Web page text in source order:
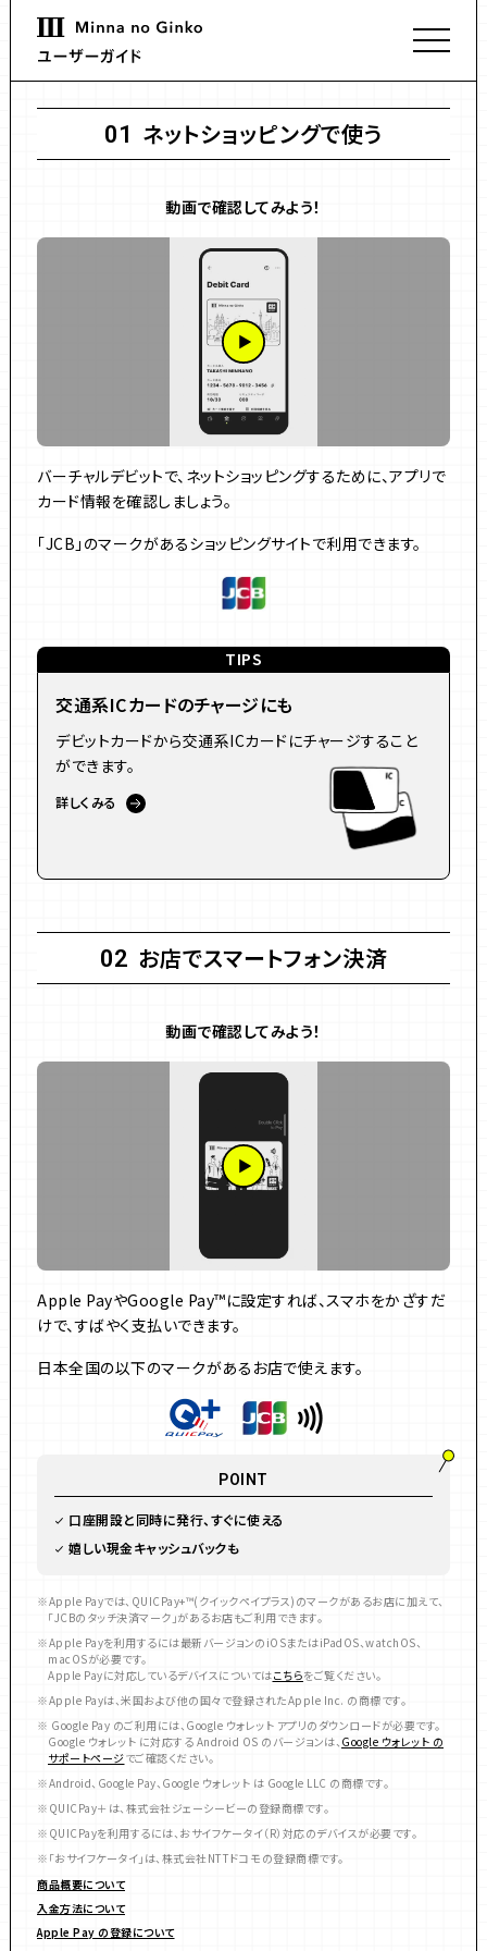
01 ネットショッピングで使う
動画で確認してみよう！
バーチャルデビットで、ネットショッピングするために、アプリで
カード情報を確認しましょう。
「JCB」のマークがあるショッピングサイトで利用できます。
TIPS
交通系ICカードのチャージにも
デビットカードから交通系ICカードにチャージすること
ができます。
詳しくみる
02 お店でスマートフォン決済
動画で確認してみよう！
Apple PayやGoogle Pay™に設定すれば、スマホをかざすだ
けで、すばやく支払いできます。
日本全国の以下のマークがあるお店で使えます。
POINT
口座開設と同時に発行、すぐに使える
嬉しい現金キャッシュバックも
Apple Payでは、QUICPay+™(クイックペイプラス)のマークがあるお店に加えて、
「JCBのタッチ決済マーク」があるお店もご利用できます。
Apple Payを利用するには最新バージョンのiOSまたはiPadOS、watchOS、
macOSが必要です。
Apple Payに対応しているデバイスについてはこちらをご覧ください。
Apple Payは、米国および他の国々で登録されたApple Inc. の商標です。
Google Pay のご利用には、Google ウォレット アプリのダウンロードが必要です。
Google ウォレット に対応する Android OS のバージョンは、 Google ウォレット の
サポートページでご確認ください。
Android、Google Pay、Google ウォレット は Google LLC の商標です。
QUICPay＋は、株式会社ジェーシービーの登録商標です。
QUICPayを利用するには、おサイフケータイ（R）対応のデバイスが必要です。
「おサイフケータイ」は、株式会社NTTドコモの登録商標です。
商品概要について
入金方法について
Apple Pay の登録について